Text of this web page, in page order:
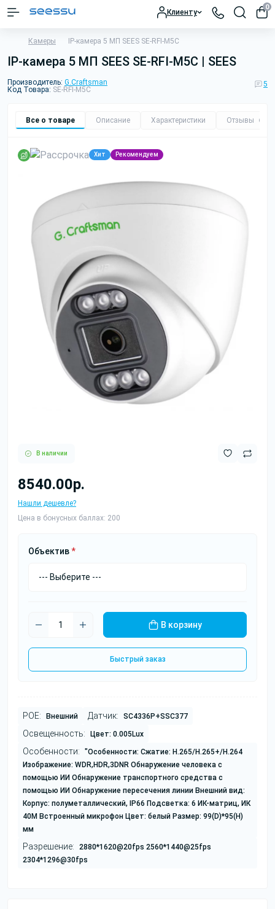
Клиенту
0
Камеры IP-камера 5 МП SEES SE-RFI-M5C
IP-камера 5 МП SEES SE-RFI-M5C | SEES
Производитель: G.Craftsman
Код Товара: SE-RFI-M5C
5
Все о товаре Описание Характеристики Отзывы
Хит Рекомендуем
В наличии
8540.00р.
Нашли дешевле?
Цена в бонусных баллах: 200
Объектив*
В корзину
Быстрый заказ
POE: Внешний Датчик: SC4336P+SSC377
Освещенность: Цвет: 0.005Lux
Особенности:
"Особенности: Сжатие: H.265/H.265+/H.264
Изображение: WDR,HDR,3DNR Обнаружение человека с
помощью ИИ Обнаружение транспортного средства с
помощью ИИ Обнаружение пересечения линии Внешний вид:
Корпус: полуметаллический, IP66 Подсветка: 6 ИК-матриц, ИК
40M Встроенный микрофон Цвет: белый Размер: 99(D)*95(H)
мм
Разрешение:
2880*1620@20fps 2560*1440@25fps
2304*1296@30fps